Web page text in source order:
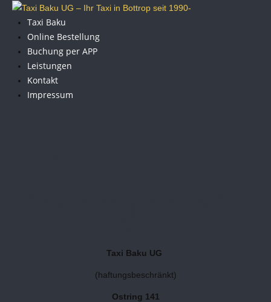
Taxi Baku
Online Bestellung
Buchung per APP
Leistungen
Kontakt
Impressum
Taxi Baku UG
(haftungsbeschränkt)
Ostring 141